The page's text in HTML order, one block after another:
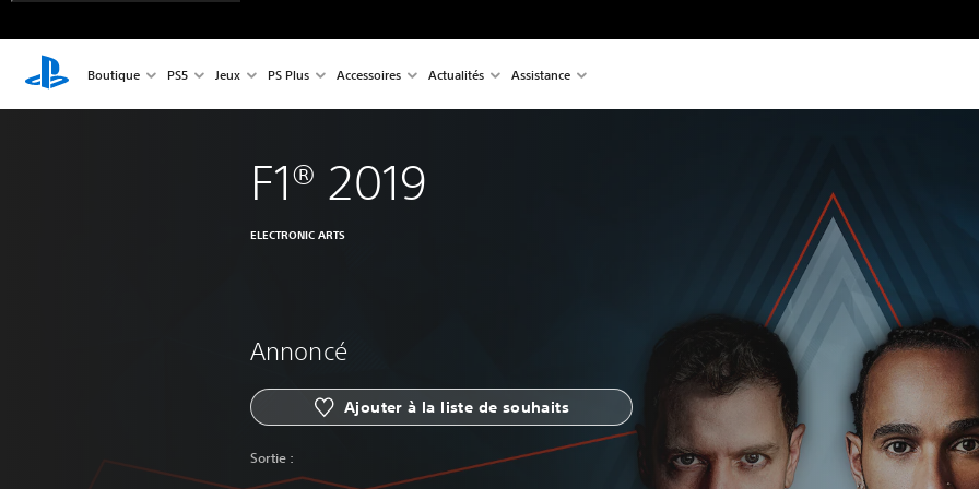
Boutique PS5 Jeux PS Plus Accessoires Actualités Assistance
F1® 2019
ELECTRONIC ARTS
Annoncé
Ajouter à la liste de souhaits
Sortie :